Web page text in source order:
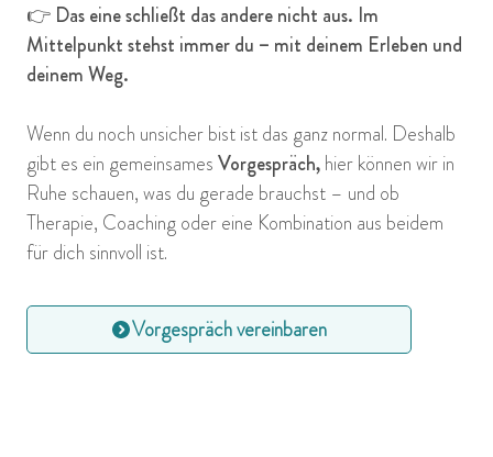
👉 Das eine schließt das andere nicht aus. Im
Mittelpunkt stehst immer du – mit deinem Erleben und
deinem Weg.
Wenn du noch unsicher bist ist das ganz normal. Deshalb
gibt es ein gemeinsamesVorgespräch,hier können wir in
Ruhe schauen, was du gerade brauchst – und ob
Therapie, Coaching oder eine Kombination aus beidem
für dich sinnvoll ist.
Vorgespräch vereinbaren